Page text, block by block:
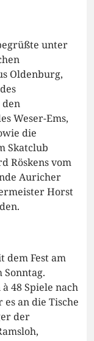
unter
Oldenburg,
den
Weser-Ems,
die
Skatclub
Röskens vom
Auricher
Horst
dem Fest am
Sonntag.
48 Spiele nach
an die Tische
der